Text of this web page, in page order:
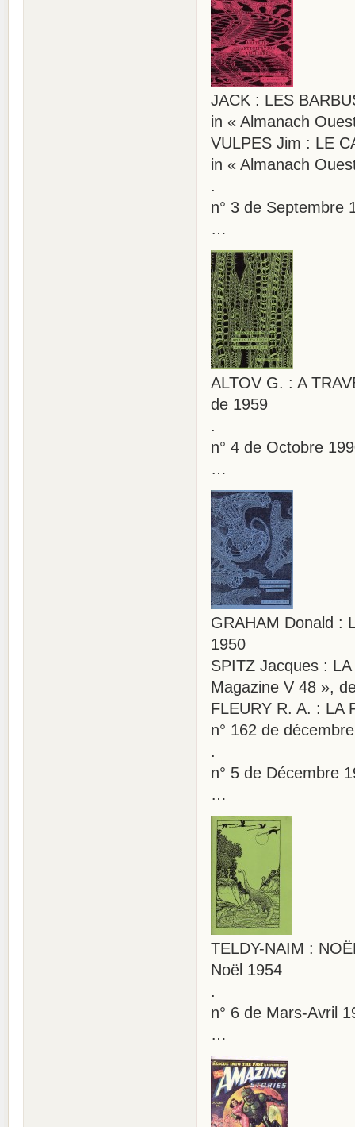
JACK : LES
in « Almanach
VULPES Jim : LE
in « Almanach
.
n° 3 de Septembre
…
ALTOV G. : A
de 1959
.
n° 4 de Octobre
…
GRAHAM Donald :
1950
SPITZ Jacques :
Magazine V 48 »,
FLEURY R. A. : LA
n° 162 de
.
n° 5 de Décembre
…
TELDY-NAIM :
Noël 1954
.
n° 6 de Mars-Avril
…